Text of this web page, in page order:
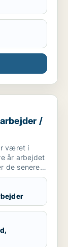
and
• Sales
•
•
smed /
/
været i
år arbejdet
de senere